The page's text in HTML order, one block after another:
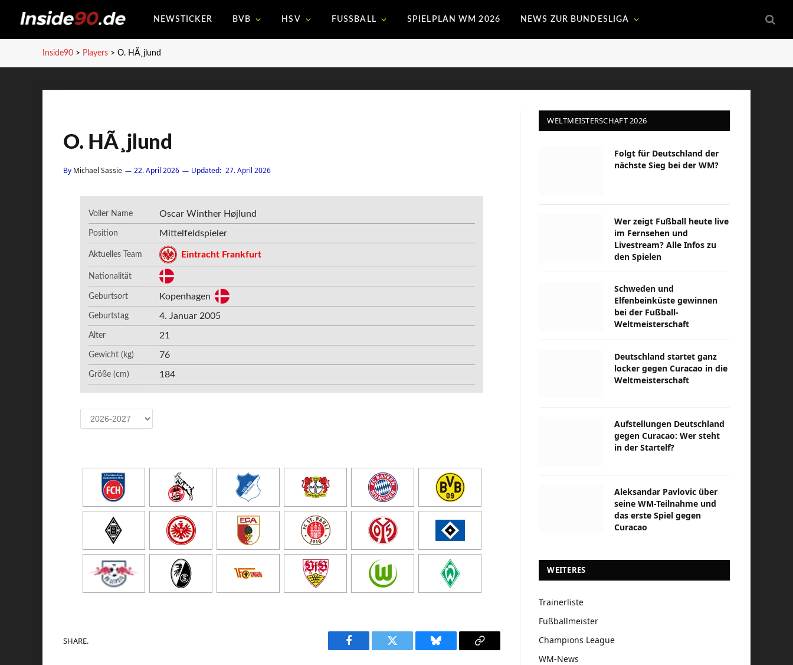
NEWSTICKER BVB HSV FUSSBALL SPIELPLAN WM 2026 NEWS ZUR BUNDESLIGA
Inside90 > Players > O. HÃ¸jlund
O. HÃ¸jlund
By Michael Sassie 22. April 2026 Updated: 27. April 2026
Voller Name Oscar Winther Højlund
Position Mittelfeldspieler
Aktuelles Team Eintracht Frankfurt
Nationalität
Geburtsort Kopenhagen
Geburtstag 4. Januar 2005
Alter 21
Gewicht (kg) 76
Größe (cm) 184
SHARE.
Facebook Twitter Bluesky
Copy
WELTMEISTERSCHAFT 2026
Folgt für Deutschland der
nächste Sieg bei der WM?
Wer zeigt Fußball heute live
im Fernsehen und
Livestream? Alle Infos zu
den Spielen
Schweden und
Elfenbeinküste gewinnen
bei der Fußball-
Weltmeisterschaft
Deutschland startet ganz
locker gegen Curacao in die
Weltmeisterschaft
Aufstellungen Deutschland
gegen Curacao: Wer steht
in der Startelf?
Aleksandar Pavlovic über
seine WM-Teilnahme und
das erste Spiel gegen
Curacao
WEITERES
Trainerliste
Fußballmeister
Champions League
WM-News